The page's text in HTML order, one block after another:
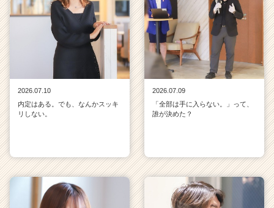
2026.07.10
内定はある。でも、なんかスッキ
リしない。
2026.07.09
「全部は手に入らない。」って、
誰が決めた？